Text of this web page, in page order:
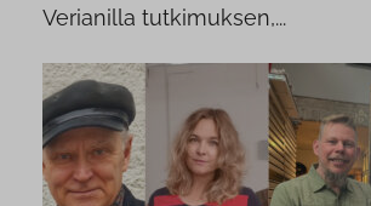
Verianilla tutkimuksen,...